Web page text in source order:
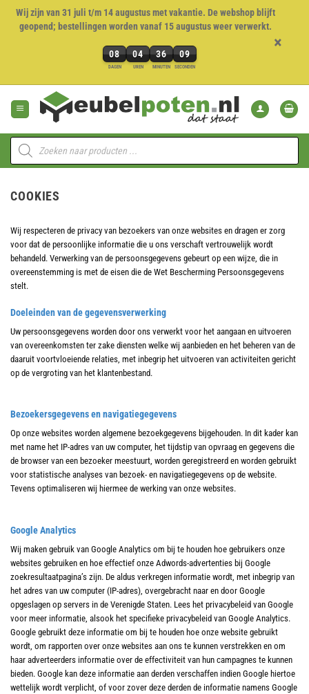
Wij zijn van 31 juli t/m 14 augustus met vakantie. De webshop blijft
geopend; bestellingen worden vanaf 15 augustus weer verwerkt.
08
DAGEN
04
UREN
36
MINUTEN
08
SECONDEN
8
uren,
minuten
en
×
naar
inhoud
Producten
zoeken
COOKIES
Wij respecteren de privacy van bezoekers van onze websites en dragen er zorg
voor dat de persoonlijke informatie die u ons verschaft vertrouwelijk wordt
behandeld. Verwerking van de persoonsgegevens gebeurt op een wijze, die in
overeenstemming is met de eisen die de Wet Bescherming Persoonsgegevens
stelt.
Doeleinden van de gegevensverwerking
Uw persoonsgegevens worden door ons verwerkt voor het aangaan en uitvoeren
van overeenkomsten ter zake diensten welke wij aanbieden en het beheren van de
daaruit voortvloeiende relaties, met inbegrip het uitvoeren van activiteiten gericht
op de vergroting van het klantenbestand.
Bezoekersgegevens en navigatiegegevens
Op onze websites worden algemene bezoekgegevens bijgehouden. In dit kader kan
met name het IP-adres van uw computer, het tijdstip van opvraag en gegevens die
de browser van een bezoeker meestuurt, worden geregistreerd en worden gebruikt
voor statistische analyses van bezoek- en navigatiegegevens op de website.
Tevens optimaliseren wij hiermee de werking van onze websites.
Google Analytics
Wij maken gebruik van Google Analytics om bij te houden hoe gebruikers onze
websites gebruiken en hoe effectief onze Adwords-advertenties bij Google
zoekresultaatpagina’s zijn. De aldus verkregen informatie wordt, met inbegrip van
het adres van uw computer (IP-adres), overgebracht naar en door Google
opgeslagen op servers in de Verenigde Staten. Lees het privacybeleid van Google
voor meer informatie, alsook het specifieke privacybeleid van Google Analytics.
Google gebruikt deze informatie om bij te houden hoe onze website gebruikt
wordt, om rapporten over onze websites aan ons te kunnen verstrekken en om
haar adverteerders informatie over de effectiviteit van hun campagnes te kunnen
bieden. Google kan deze informatie aan derden verschaffen indien Google hiertoe
wettelijk wordt verplicht, of voor zover deze derden de informatie namens Google